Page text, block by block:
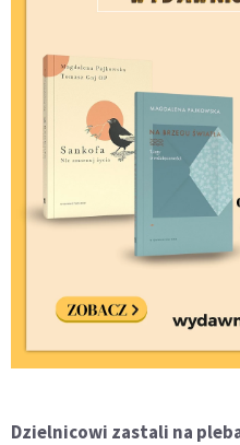
Dzielnicowi zastali na